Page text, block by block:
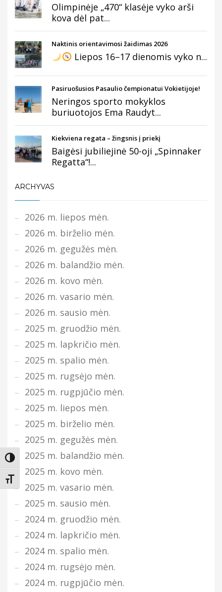
Įjungti didesnį kontrastą
Keisti teksto dydį
Olimpinėje „470“ klasėje vyko arši
kova dėl pat...
Naktinis orientavimosi žaidimas 2026
Liepos 16–17 dienomis vyko n...
Pasiruošusios Pasaulio čempionatui Vokietijoje!
Neringos sporto mokyklos
buriuotojos Ema Raudyt...
Kiekviena regata – žingsnis į priekį
Baigėsi jubiliejinė 50-oji „Spinnaker
Regatta“!...
ARCHYVAS
2026 m. liepos mėn.
2026 m. birželio mėn.
2026 m. gegužės mėn.
2026 m. balandžio mėn.
2026 m. kovo mėn.
2026 m. vasario mėn.
2026 m. sausio mėn.
2025 m. gruodžio mėn.
2025 m. lapkričio mėn.
2025 m. spalio mėn.
2025 m. rugsėjo mėn.
2025 m. rugpjūčio mėn.
2025 m. liepos mėn.
2025 m. birželio mėn.
2025 m. gegužės mėn.
2025 m. balandžio mėn.
2025 m. kovo mėn.
2025 m. vasario mėn.
2025 m. sausio mėn.
2024 m. gruodžio mėn.
2024 m. lapkričio mėn.
2024 m. spalio mėn.
2024 m. rugsėjo mėn.
2024 m. rugpjūčio mėn.